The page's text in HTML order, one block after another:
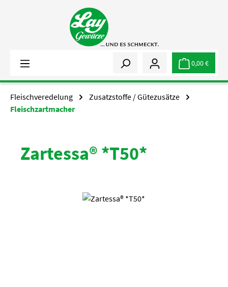
Zum Hauptinhalt springen
0,00 €
Fleischveredelung
Zusatzstoffe / Gütezusätze
Fleischzartmacher
Zartessa® *T50*
Bildergalerie überspringen